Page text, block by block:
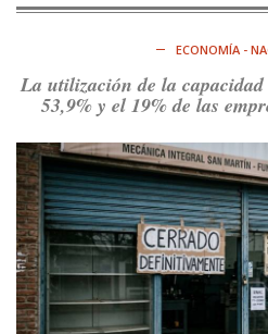
ECONOMÍA -
La utilización de la
53,9% y el 19% de las